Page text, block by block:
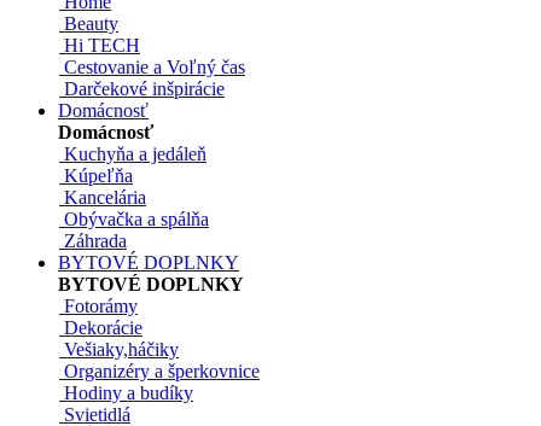
Beauty
Hi TECH
Cestovanie a Voľný čas
Darčekové inšpirácie
Domácnosť
Domácnosť
Kuchyňa a jedáleň
Kúpeľňa
Kancelária
Obývačka a spálňa
Záhrada
BYTOVÉ DOPLNKY
BYTOVÉ DOPLNKY
Fotorámy
Dekorácie
Vešiaky,háčiky
Organizéry a šperkovnice
Hodiny a budíky
Svietidlá